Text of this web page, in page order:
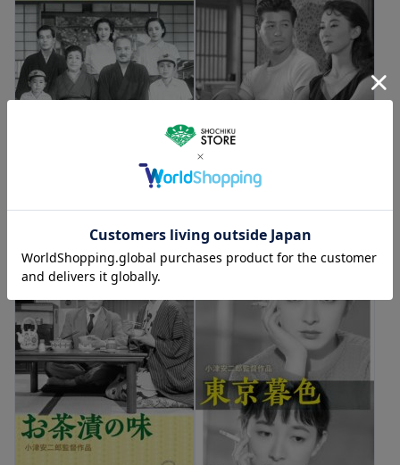
麦秋 -デジタル修復版- [DVD]
3,080円（税込）
カートに入れる
ゆうパケット便
早春 デジタル修復版 [DVD]
3,080円（税込）
カートに入れる